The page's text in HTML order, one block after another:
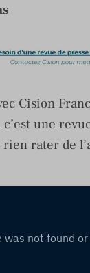
Cision
une
rater de